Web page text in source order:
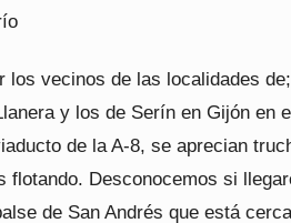
vecinos de las localidades de;
y los de Serín en Gijón en
de la A-8, se aprecian
flotando. Desconocemos si
de San Andrés que está